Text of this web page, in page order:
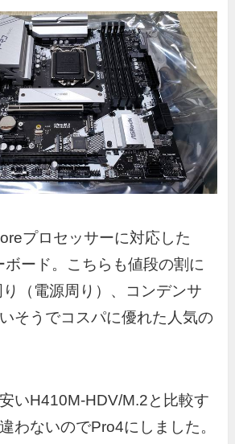
プロセッサーに対応した
ード。こちらも値段の割に
（電源周り）、コンデンサ
そうでコスパに優れた人気の
いH410M-HDV/M.2と比較す
わないのでPro4にしました。